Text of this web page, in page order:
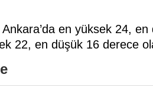
Ankara’da en yüksek 24,
22, en düşük 16 derece